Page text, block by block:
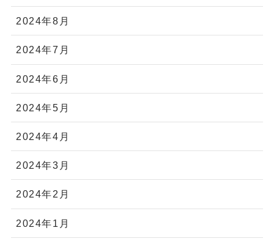
2024年8月
2024年7月
2024年6月
2024年5月
2024年4月
2024年3月
2024年2月
2024年1月